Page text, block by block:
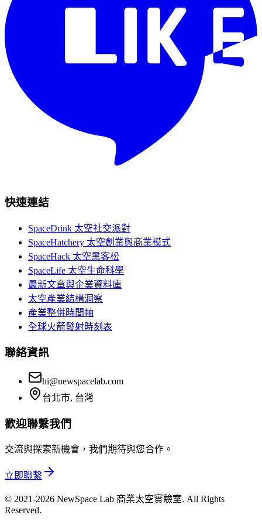
快速連結
SpaceDrink 太空社交派對
SpaceHatchery 太空創業與商業模式
SpaceHack 太空黑客松
SpaceLife 太空生命科學
最新文章與企業資料庫
太空產業結構洞察
產業整併時間軸
全球火箭發射時刻表
聯絡資訊
hi@newspacelab.com
台北市, 台灣
歡迎聯繫我們
交流與探索新機會，我們期待與您合作。
立即聯繫
© 2021-2026 NewSpace Lab 商業太空實驗室. All Rights
Reserved.